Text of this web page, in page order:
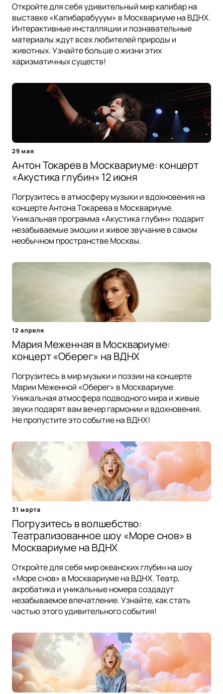
Откройте для себя удивительный мир капибар на
выставке «Капибарабууум» в Москвариуме на ВДНХ.
Интерактивные инсталляции и познавательные
материалы ждут всех любителей природы и
животных. Узнайте больше о жизни этих
харизматичных существ!
29 мая
Антон Токарев в Москвариуме: концерт
«Акустика глубин» 12 июня
Погрузитесь в атмосферу музыки и вдохновения на
концерте Антона Токарева в Москвариуме.
Уникальная программа «Акустика глубин» подарит
незабываемые эмоции и живое звучание в самом
необычном пространстве Москвы.
12 апреля
Мария Меженная в Москвариуме:
концерт «Оберег» на ВДНХ
Погрузитесь в мир музыки и поэзии на концерте
Марии Меженной «Оберег» в Москвариуме.
Уникальная атмосфера подводного мира и живые
звуки подарят вам вечер гармонии и вдохновения.
Не пропустите это событие на ВДНХ!
31 марта
Погрузитесь в волшебство:
Театрализованное шоу «Море снов» в
Москвариуме на ВДНХ
Откройте для себя мир океанских глубин на шоу
«Море снов» в Москвариуме на ВДНХ. Театр,
акробатика и уникальные номера создадут
незабываемое впечатление. Узнайте, как стать
частью этого удивительного события!